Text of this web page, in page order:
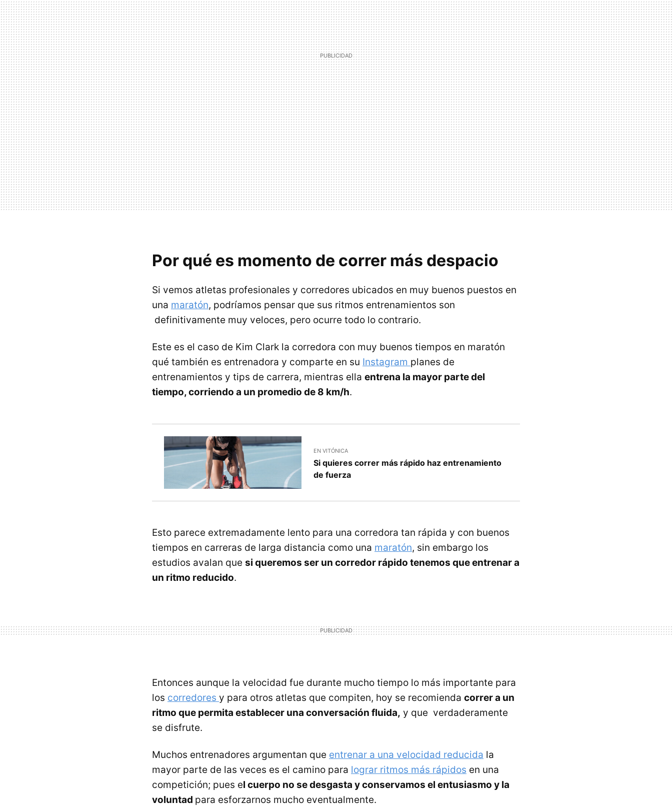
Por qué es momento de correr más despacio
Si vemos atletas profesionales y corredores ubicados en muy buenos puestos en
una maratón, podríamos pensar que sus ritmos entrenamientos son
definitivamente muy veloces, pero ocurre todo lo contrario.
Este es el caso de Kim Clark la corredora con muy buenos tiempos en maratón
qué también es entrenadora y comparte en su Instagram planes de
entrenamientos y tips de carrera, mientras ella entrena la mayor parte del
tiempo, corriendo a un promedio de 8 km/h.
EN VITÓNICA
Si quieres correr más rápido haz entrenamiento
de fuerza
Esto parece extremadamente lento para una corredora tan rápida y con buenos
tiempos en carreras de larga distancia como una maratón, sin embargo los
estudios avalan que si queremos ser un corredor rápido tenemos que entrenar a
un ritmo reducido.
Entonces aunque la velocidad fue durante mucho tiempo lo más importante para
los corredores y para otros atletas que compiten, hoy se recomienda correr a un
ritmo que permita establecer una conversación fluida, y que verdaderamente
se disfrute.
Muchos entrenadores argumentan que entrenar a una velocidad reducida la
mayor parte de las veces es el camino para lograr ritmos más rápidos en una
competición; pues el cuerpo no se desgasta y conservamos el entusiasmo y la
voluntad para esforzarnos mucho eventualmente.